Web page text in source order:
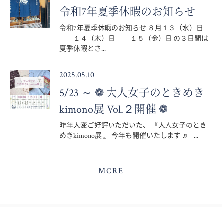
令和7年夏季休暇のお知らせ
令和7年夏季休暇のお知らせ ８月１３（水）日
１４（木）日 １５（金）日 の３日間は
夏季休暇とさ...
2025.05.10
5/23 ～ ❁ 大人女子のときめき
kimono展 Vol.２開催 ❁
昨年大変ご好評いただいた、 『大人女子のとき
めきkimono展 』 今年も開催いたします ♬ ...
MORE